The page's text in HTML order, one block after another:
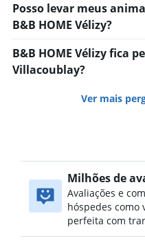
Posso levar meus
B&B HOME Vélizy?
B&B HOME Vélizy fica
Villacoublay?
Ver mais
Milhões de
Avaliações e
hóspedes como
perfeita com